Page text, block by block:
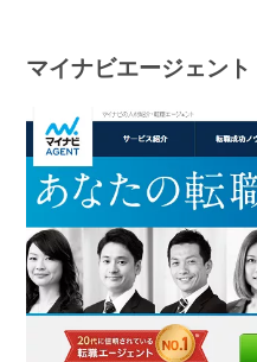
マイナビエージェント